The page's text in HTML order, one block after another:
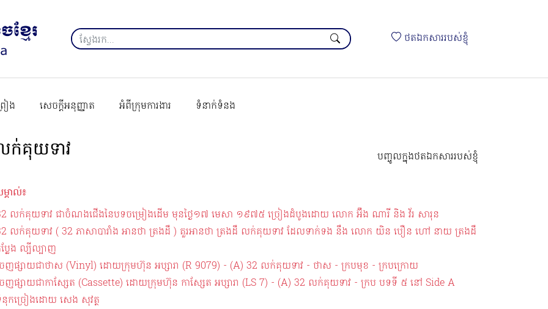
ថតឯកសាររបស់ខ្ញុំ
ៀង សេចក្ដីអនុញ្ញាត អំពីក្រុមការងារ ទំនាក់ទំនង
ក់គុយទាវ បញ្ចូលក្នុងថតឯកសាររបស់ខ្ញុំ
ាល់៖
លក់គុយទាវ ជាចំណងជើងនៃបទចម្រៀងដើម មុនថ្ងៃ១៧ មេសា ១៩៧៥ ច្រៀងដំបូងដោយ លោក អ៊ឹង ណារី និង វ័រ សារុន
លក់គុយទាវ ( 32 ភាសាបារាំង អានថា ត្រងដឺ ) គួរអានថា ត្រងដឺ លក់គុយទាវ ដែលទាក់ទង នឹង លោក យិន បឿន ហៅ នាយ ត្រងដឺ
ប្លែង ល្បីល្បាញ
ញផ្សាយជាថាស (Vinyl) ដោយក្រុមហ៊ុន អប្សារា (R 9079) - (A) 32 លក់គុយទាវ - ថាស - ក្របមុខ - ក្របក្រោយ
ញផ្សាយជាកាស្សែត (Cassette) ដោយក្រុមហ៊ុន កាស្សែត អប្សារា (LS 7) - (A) 32​ លក់គុយទាវ - ក្រប បទទី ៥ នៅ Side A
នុកច្រៀងដោយ សេង សុវត្ថ